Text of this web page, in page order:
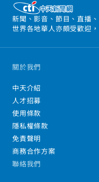
新聞、影音、節目、直播
世界各地華人亦頗受歡迎
關於我們
中天介紹
人才招募
使用條款
隱私權條款
免責聲明
商務合作方案
聯絡我們